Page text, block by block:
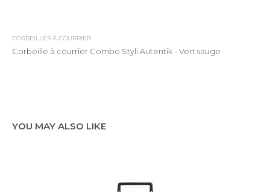
CORBEILLES À COURRIER
Corbeille à courrier Combo Styli Autentik - Vert sauge
YOU MAY ALSO LIKE